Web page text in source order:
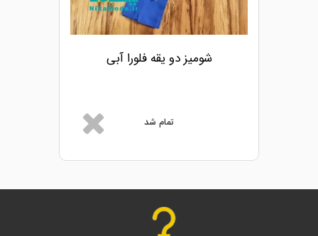
شومیز دو یقه فلورا آبی
تمام شد